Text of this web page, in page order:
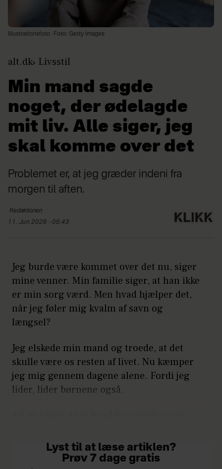
Illustrationsfoto Foto: Getty Images
alt.dk Livsstil
Min mand sagde
noget, der ødelagde
mit liv. Alle siger, jeg
skal komme over det
Problemet er, at jeg græder indeni fra
morgen til aften.
Redaktionen
11. Jun 2026 - 05:43
Jeg burde være kommet over det nu, siger
mine venner. Min familie siger, at han ikke
er min sorg værd. Men hvad hjælper det,
når jeg føler mig kvalm af savn og
længsel?
Jeg elskede min mand og troede, at det
skulle være os resten af livet. Nu kæmper
jeg mig gennem dagene alene. Fordi jeg
lider, lider børnene også.
Lyst til at læse artiklen?
Prøv 7 dage gratis